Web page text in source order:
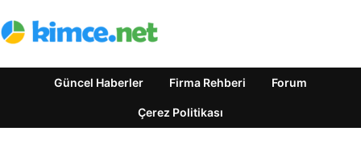
Güncel Haberler Firma Rehberi Forum
Çerez Politikası